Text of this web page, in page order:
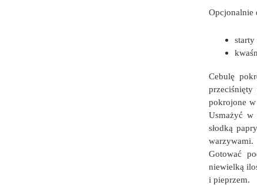
Opcjonalnie
starty
Cebulę
pokrojone
Usmażyć w
słodką
Gotować
niewielką
i pieprzem.